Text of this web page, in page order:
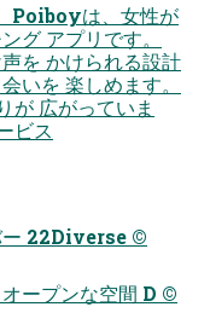
Poiboyは、女性が
グ アプリです。
を かけられる設計
いを 楽しめます。
が 広がっていま
ビス
ー 22Diverse ©︎
ープンな空間 D ©︎